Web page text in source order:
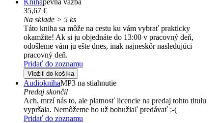
35,67 €
Na sklade > 5 ks
Táto kniha sa môže na cestu ku vám vybrať prakticky
okamžite! Ak si ju objednáte do 13:00 v pracovný deň,
odošleme vám ju ešte dnes, inak najneskôr nasledujúci
pracovný deň.
Pridať do zoznamu
Vložiť do košíka
AudioknihaMP3 na stiahnutie
Predaj skončil
Ach, mrzí nás to, ale platnosť licencie na predaj tohto titulu
vypršala. Nemôžeme ho už bohužiaľ predávať :-(
Pridať do zoznamu